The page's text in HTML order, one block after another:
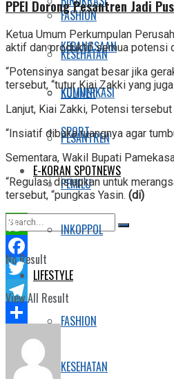
FASHION
KESEHATAN
KULINER
SPORT
E-KORAN SPOTNEWS
No Result
View All Result
KEBANGSAAN
KOMUNIKASI
PESANTREN
PEMILU
INKOPPOL
LIFESTYLE
FASHION
KESEHATAN
PPEI Dorong Pesantren Jadi
Ketua Umum Perkumpulan
aktif dan produktif semua potensi
“Potensinya sangat besar jika
tersebut, “tutur Kiai Zakki yang
Lanjut, Kiai Zakki, Potensi
“Insiatif dibuka ruangnya agar
Sementara, Wakil Bupati
“Regulasi disiapkan untuk
tersebut, “pungkas Yasin. (di)
WhatsApp
Facebook
Twitter
Telegram
Share